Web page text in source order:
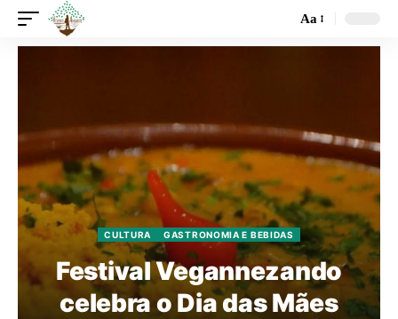
Aa
CULTURA GASTRONOMIA E BEBIDAS
Festival Vegannezando
celebra o Dia das Mães